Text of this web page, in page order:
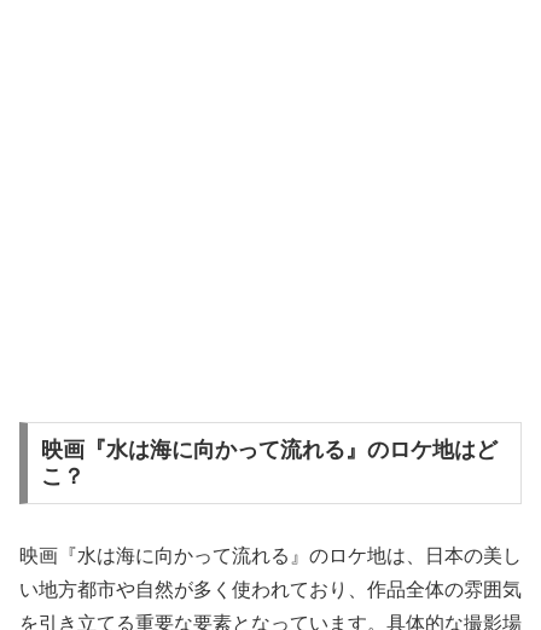
映画『水は海に向かって流れる』のロケ地はど
こ？
映画『水は海に向かって流れる』のロケ地は、日本の美し
い地方都市や自然が多く使われており、作品全体の雰囲気
を引き立てる重要な要素となっています。具体的な撮影場